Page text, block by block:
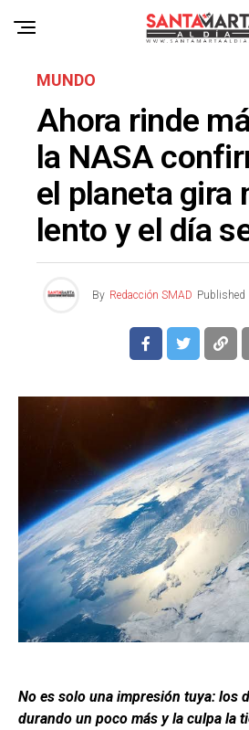
MUNDO
Ahora rinde
la NASA
el planeta gira
lento y el día
By Redacción SMAD Published
No es solo una impresión tuya: los
durando un poco más y la culpa la